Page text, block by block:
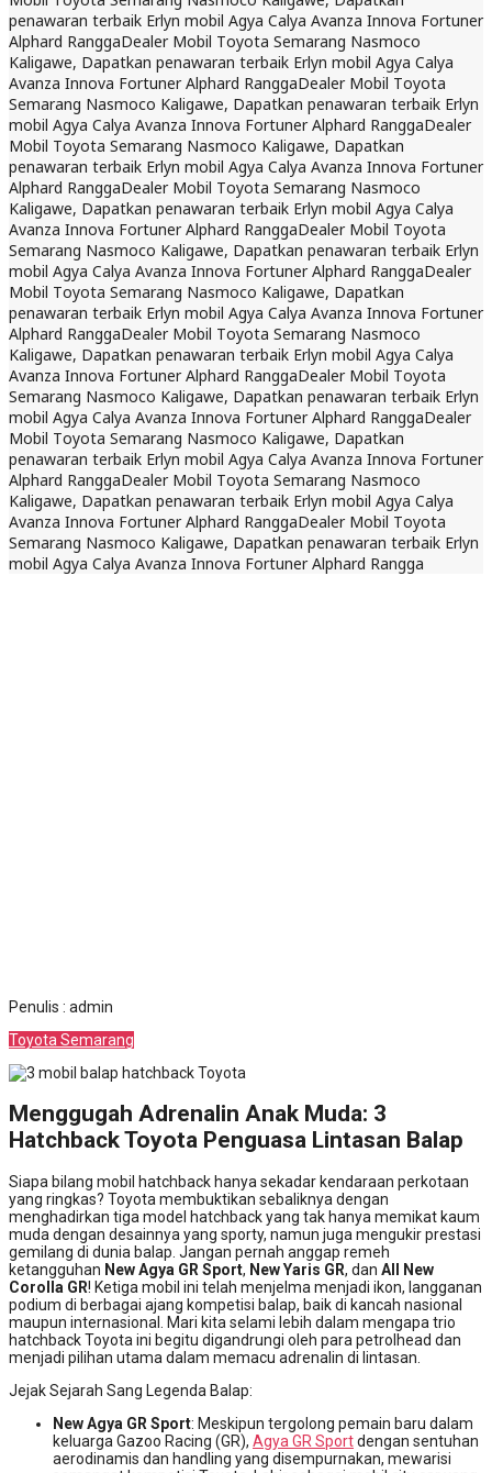
penawaran terbaik Erlyn mobil Agya Calya Avanza Innova Fortuner
Alphard RanggaDealer Mobil Toyota Semarang Nasmoco
Kaligawe, Dapatkan penawaran terbaik Erlyn mobil Agya Calya
Avanza Innova Fortuner Alphard RanggaDealer Mobil Toyota
Semarang Nasmoco Kaligawe, Dapatkan penawaran terbaik Erlyn
mobil Agya Calya Avanza Innova Fortuner Alphard RanggaDealer
Mobil Toyota Semarang Nasmoco Kaligawe, Dapatkan
penawaran terbaik Erlyn mobil Agya Calya Avanza Innova Fortuner
Alphard RanggaDealer Mobil Toyota Semarang Nasmoco
Kaligawe, Dapatkan penawaran terbaik Erlyn mobil Agya Calya
Avanza Innova Fortuner Alphard RanggaDealer Mobil Toyota
Semarang Nasmoco Kaligawe, Dapatkan penawaran terbaik Erlyn
mobil Agya Calya Avanza Innova Fortuner Alphard RanggaDealer
Mobil Toyota Semarang Nasmoco Kaligawe, Dapatkan
penawaran terbaik Erlyn mobil Agya Calya Avanza Innova Fortuner
Alphard RanggaDealer Mobil Toyota Semarang Nasmoco
Kaligawe, Dapatkan penawaran terbaik Erlyn mobil Agya Calya
Avanza Innova Fortuner Alphard RanggaDealer Mobil Toyota
Semarang Nasmoco Kaligawe, Dapatkan penawaran terbaik Erlyn
mobil Agya Calya Avanza Innova Fortuner Alphard RanggaDealer
Mobil Toyota Semarang Nasmoco Kaligawe, Dapatkan
penawaran terbaik Erlyn mobil Agya Calya Avanza Innova Fortuner
Alphard RanggaDealer Mobil Toyota Semarang Nasmoco
Kaligawe, Dapatkan penawaran terbaik Erlyn mobil Agya Calya
Avanza Innova Fortuner Alphard RanggaDealer Mobil Toyota
Semarang Nasmoco Kaligawe, Dapatkan penawaran terbaik Erlyn
mobil Agya Calya Avanza Innova Fortuner Alphard Rangga
Penulis : admin
Toyota Semarang
Menggugah Adrenalin Anak Muda: 3
Hatchback Toyota Penguasa Lintasan Balap
Siapa bilang mobil hatchback hanya sekadar kendaraan perkotaan
yang ringkas? Toyota membuktikan sebaliknya dengan
menghadirkan tiga model hatchback yang tak hanya memikat kaum
muda dengan desainnya yang sporty, namun juga mengukir prestasi
gemilang di dunia balap. Jangan pernah anggap remeh
ketangguhan New Agya GR Sport, New Yaris GR, dan All New
Corolla GR! Ketiga mobil ini telah menjelma menjadi ikon, langganan
podium di berbagai ajang kompetisi balap, baik di kancah nasional
maupun internasional. Mari kita selami lebih dalam mengapa trio
hatchback Toyota ini begitu digandrungi oleh para petrolhead dan
menjadi pilihan utama dalam memacu adrenalin di lintasan.
Jejak Sejarah Sang Legenda Balap:
New Agya GR Sport: Meskipun tergolong pemain baru dalam
keluarga Gazoo Racing (GR), Agya GR Sportdengan sentuhan
aerodinamis dan handling yang disempurnakan, mewarisi